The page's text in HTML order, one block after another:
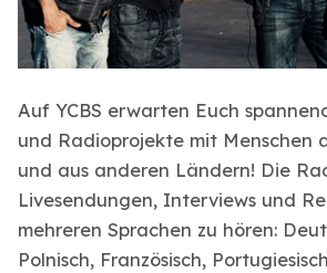
Auf YCBS erwarten Euch
und Radioprojekte mit Menschen
und aus anderen Ländern! Die
Livesendungen, Interviews und
mehreren Sprachen zu hören:
Polnisch, Französisch,